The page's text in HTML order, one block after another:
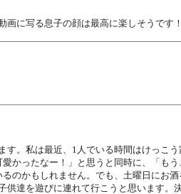
に写る息子の顔は最高に楽しそうです
。私は最近、1人でいる時間はけっこ
かったなー！」と思うと同時に、「も
のかもしれません。でも、土曜日にお
達を遊びに連れて行こうと思います。